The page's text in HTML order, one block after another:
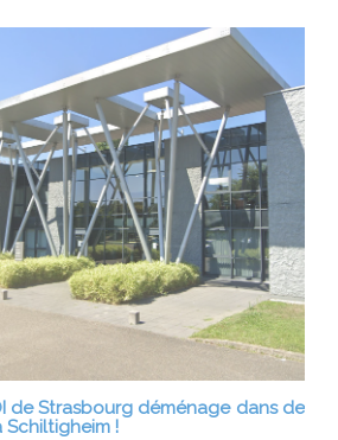
de Strasbourg déménage dans de
!